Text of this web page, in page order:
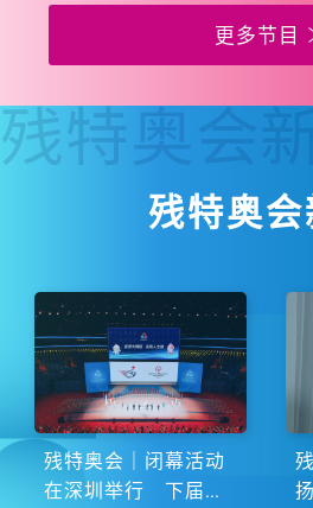
更多节目
残特奥会
残特奥会
残特奥会｜闭幕活动
在深圳举行 下届由